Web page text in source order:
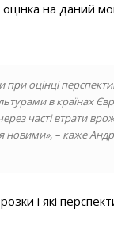
на даний
оцінці
в країнах
часті втрати
– каже
і які